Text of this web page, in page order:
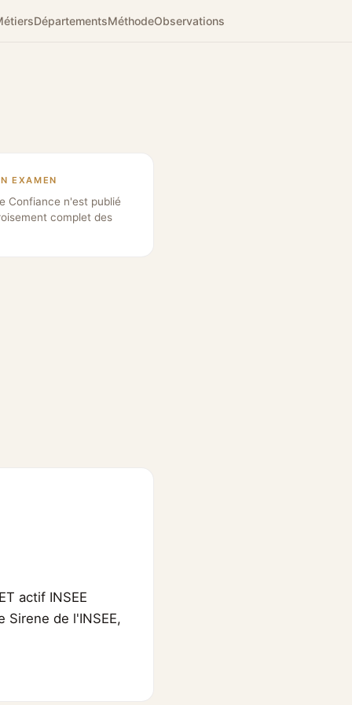
DépartementsMéthodeObservations
EXAMEN
Confiance n'est publié
complet des
actif INSEE
de l'INSEE,